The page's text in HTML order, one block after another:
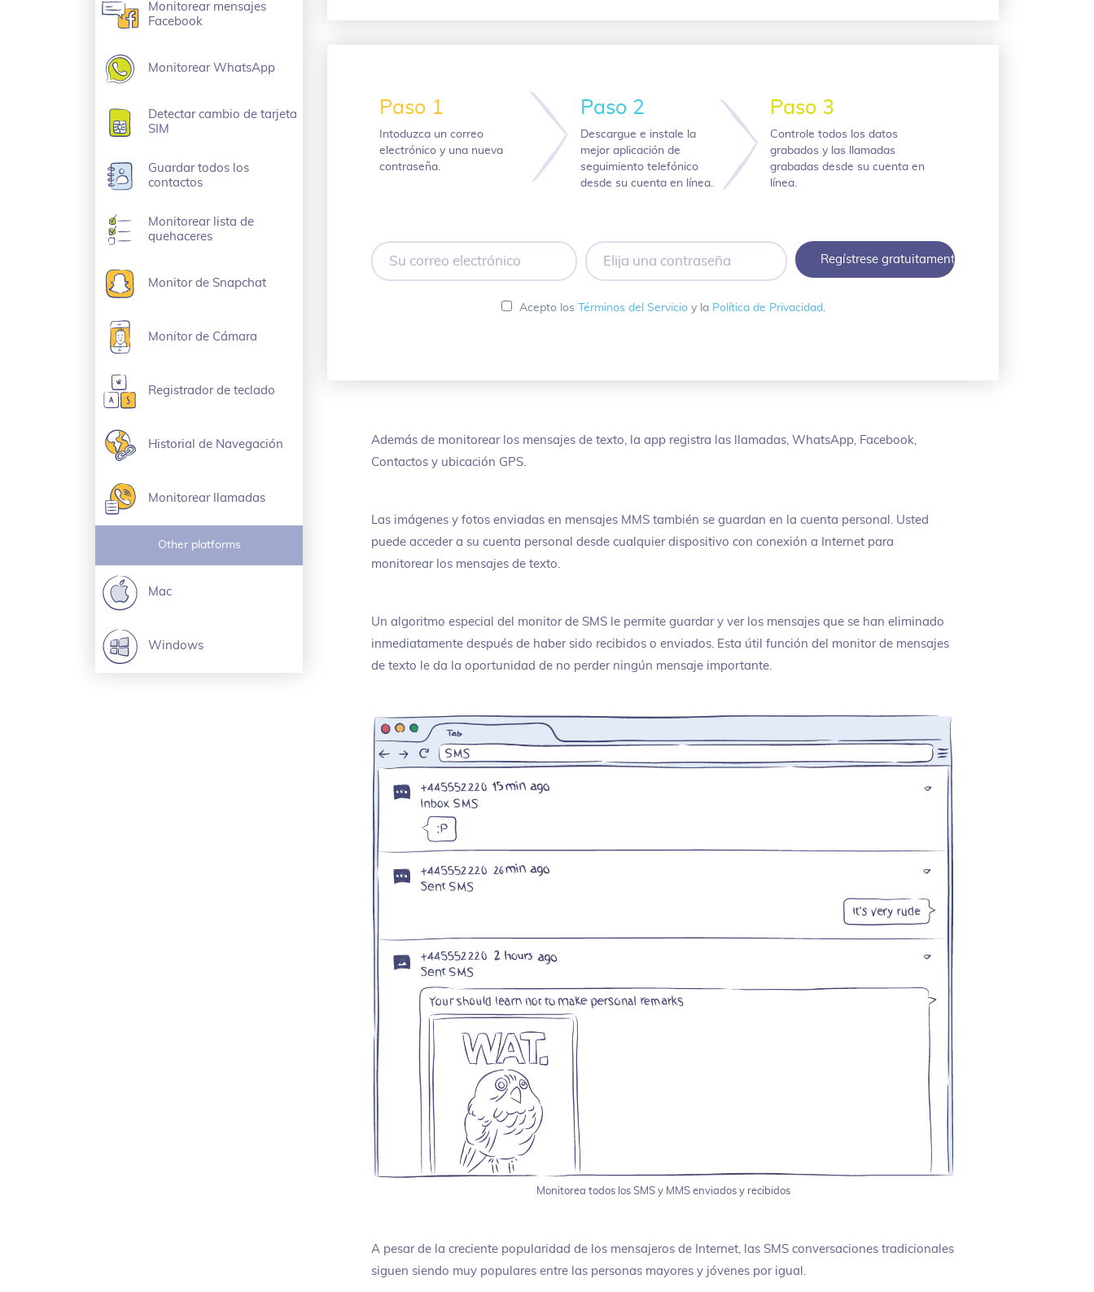
Monitorear mensajes
Facebook
Monitorear WhatsApp
Detectar cambio de tarjeta
SIM
Guardar todos los
contactos
Monitorear lista de
quehaceres
Monitor de Snapchat
Monitor de Cámara
Registrador de teclado
Historial de Navegación
Monitorear llamadas
Other platforms
Mac
Windows
Paso 1
Intoduzca un correo
electrónico y una nueva
contraseña.
Paso 2
Descargue e instale la
mejor aplicación de
seguimiento telefónico
desde su cuenta en línea.
Paso 3
Controle todos los datos
grabados y las llamadas
grabadas desde su cuenta en
línea.
Su
correo
electrónico
Elija
una
contraseña
Acepto los Términos del Servicioy la Política de Privacidad
Además de monitorear los mensajes de texto, la app registra las llamadas, WhatsApp, Facebook,
Contactos y ubicación GPS.
Las imágenes y fotos enviadas en mensajes MMS también se guardan en la cuenta personal. Usted
puede acceder a su cuenta personal desde cualquier dispositivo con conexión a Internet para
monitorear los mensajes de texto.
Un algoritmo especial del monitor de SMS le permite guardar y ver los mensajes que se han eliminado
inmediatamente después de haber sido recibidos o enviados. Esta útil función del monitor de mensajes
de texto le da la oportunidad de no perder ningún mensaje importante.
Monitorea todos los SMS y MMS enviados y recibidos
A pesar de la creciente popularidad de los mensajeros de Internet, las SMS conversaciones tradicionales
siguen siendo muy populares entre las personas mayores y jóvenes por igual.